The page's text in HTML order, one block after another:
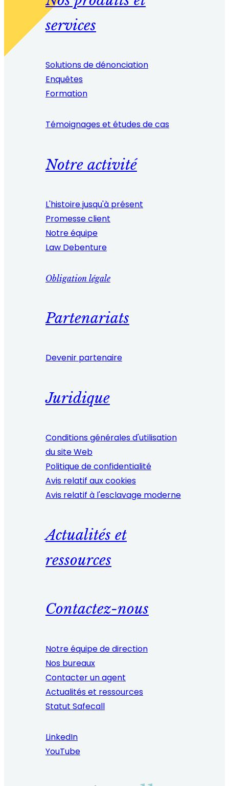
services
Solutions de dénonciation
Enquêtes
Formation
Témoignages et études de cas
Notre activité
L'histoire jusqu'à présent
Promesse client
Notre équipe
Law Debenture
Obligation légale
Partenariats
Devenir partenaire
Juridique
Conditions générales d'utilisation
du site Web
Politique de confidentialité
Avis relatif aux cookies
Avis relatif à l'esclavage moderne
Actualités et
ressources
Contactez-nous
Notre équipe de direction
Nos bureaux
Contacter un agent
Actualités et ressources
Statut Safecall
LinkedIn
YouTube